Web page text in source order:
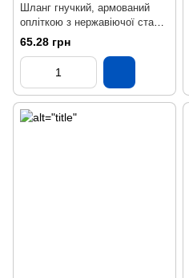
Шланг гнучкий, армований
опліткою з нержавіючої сталі
(ВЗ), L = 300 мм
65.28 грн